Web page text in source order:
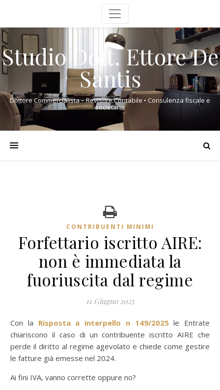
Studio Dott. Ettore De
Santis
Dottore Commercialista – Revisore Contabile • Consulenza fiscale e
societaria
CONTRIBUENTI MINIMI
Forfettario iscritto AIRE:
non è immediata la
fuoriuscita dal regime
11 Giugno 2025
Con la Risposta a interpello n 149/2025le Entrate
chiariscono il caso di un contribuente iscritto AIRE che
perde il diritto al regime agevolato e chiede come gestire
le fatture già emesse nel 2024.
Ai fini IVA, vanno corrette oppure no?